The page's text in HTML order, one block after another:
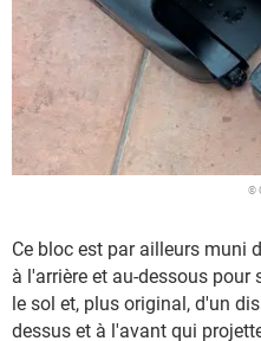
©
Ce bloc est par ailleurs muni
à l'arrière et au-dessous
le sol et, plus original, d'un
dessus et à l'avant qui